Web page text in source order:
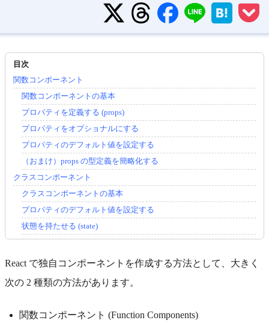
関数コンポーネント
関数コンポーネントの基本
プロパティを定義する (props)
プロパティをオプショナルにする
プロパティのデフォルト値を設定する
（おまけ）props の型定義を簡略化する
クラスコンポーネント
クラスコンポーネントの基本
プロパティのデフォルト値を設定する
状態を持たせる (state)
React で独自コンポーネントを作成する方法として、大きく
次の 2 種類の方法があります。
関数コンポーネント (Function Components)